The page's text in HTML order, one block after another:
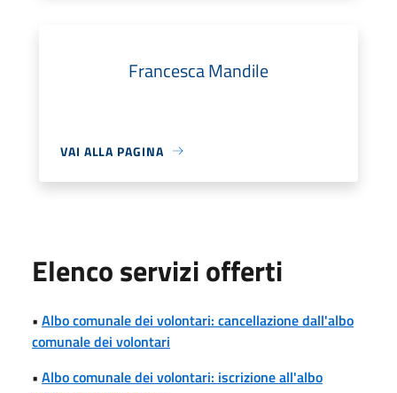
Francesca Mandile
VAI ALLA PAGINA
Elenco servizi offerti
• Albo comunale dei volontari: cancellazione dall'albo
comunale dei volontari
• Albo comunale dei volontari: iscrizione all'albo